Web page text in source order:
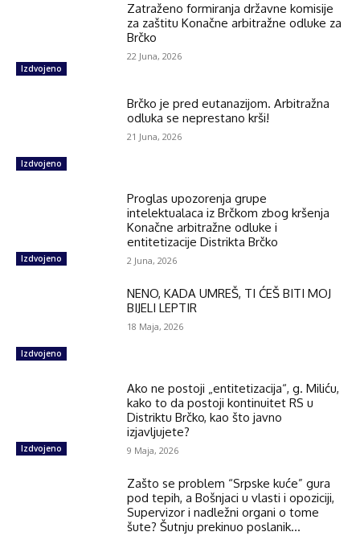
Izdvojeno
Zatraženo formiranja državne komisije
za zaštitu Konačne arbitražne odluke za
Brčko
22 Juna, 2026
Izdvojeno
Brčko je pred eutanazijom. Arbitražna
odluka se neprestano krši!
21 Juna, 2026
Izdvojeno
Proglas upozorenja grupe
intelektualaca iz Brčkom zbog kršenja
Konačne arbitražne odluke i
entitetizacije Distrikta Brčko
2 Juna, 2026
Izdvojeno
NENO, KADA UMREŠ, TI ĆEŠ BITI MOJ
BIJELI LEPTIR
18 Maja, 2026
Izdvojeno
Ako ne postoji „entitetizacija“, g. Miliću,
kako to da postoji kontinuitet RS u
Distriktu Brčko, kao što javno
izjavljujete?
9 Maja, 2026
Zašto se problem “Srpske kuće” gura
pod tepih, a Bošnjaci u vlasti i opoziciji,
Supervizor i nadležni organi o tome
šute? Šutnju prekinuo poslanik...